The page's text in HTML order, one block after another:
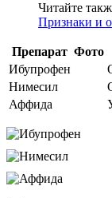
Читайте
Признаки и
Препарат Фото
Ибупрофен
Нимесил
Аффида